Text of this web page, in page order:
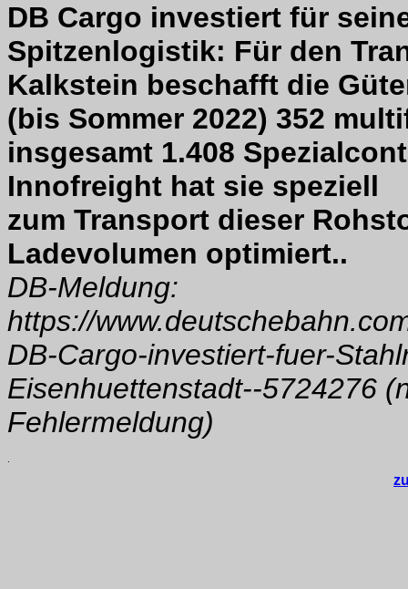
DB Cargo investiert für
Spitzenlogistik: Für den
Kalkstein beschafft die
(bis Sommer 2022) 352
insgesamt 1.408
Innofreight hat sie speziell
zum Transport dieser
Ladevolumen optimiert..
DB-Meldung:
https://
DB-Cargo-investiert-fuer-
Eisenhuettenstadt--5724276
Fehlermeldung)